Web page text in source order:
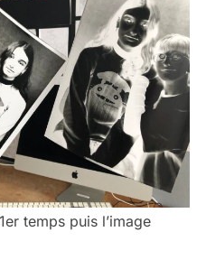
temps puis l’image